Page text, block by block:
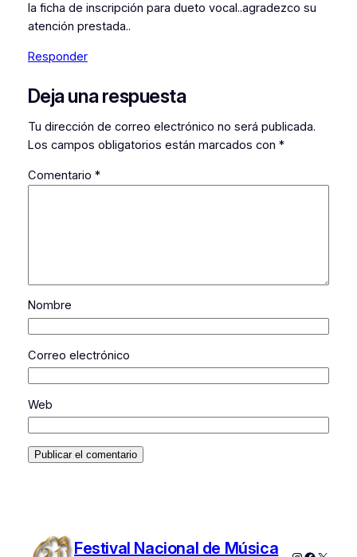
la ficha de inscripción para dueto vocal..agradezco su
atención prestada..
Responder
Deja una respuesta
Tu dirección de correo electrónico no será publicada.
Los campos obligatorios están marcados con *
Comentario *
Nombre
Correo electrónico
Web
Festival Nacional de Música